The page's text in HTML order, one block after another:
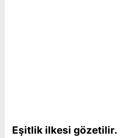
Eşitlik ilkesi gözetilir.